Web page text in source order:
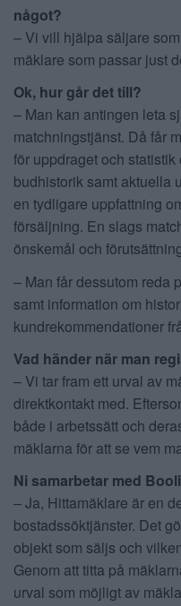
något?
– Vi vill hjälpa säljare
mäklare som passar just
Ok, hur går det till?
– Man kan antingen leta
matchningstjänst. Då får
för uppdraget och
budhistorik samt aktuella
en tydligare uppfattning
försäljning. En slags
önskemål och
– Man får dessutom reda
samt information om
kundrekommendationer
Vad händer när man
– Vi tar fram ett urval av
direktkontakt med.
både i arbetssätt och
mäklarna för att se vem
Ni samarbetar med
– Ja, Hittamäklare är en
bostadssöktjänster. Det
objekt som säljs och
Genom att titta på
urval som möjligt av